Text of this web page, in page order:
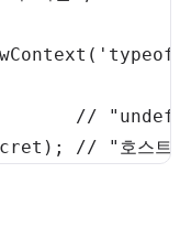
(
//
) ; // "호스트